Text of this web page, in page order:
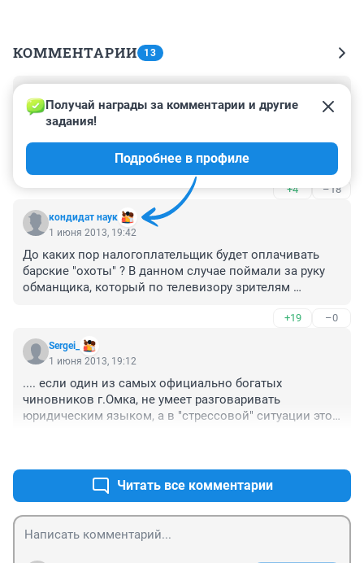
КОММЕНТАРИИ 13
2 июня 2013, 09:07
менты не правы. однозначно нарывались на
конфликт и хотели заснять на камеру горяченькое.
провакация 100%. назначить служебное
расследование но прежде отстранить от службы.
+4 –18
кондидат наук
Получай награды за комментарии и другие
задания!
Подробнее в профиле
1 июня 2013, 19:42
До каких пор налогоплательщик будет оплачивать
барские "охоты" ? В данном случае поймали за руку
обманщика, который по телевизору зрителям
+19 –0
Sergei_
1 июня 2013, 19:12
.... если один из самых официально богатых
чиновников г.Омка, не умеет разговаривать
юридическим языком, а в "стрессовой" ситуации это
Читать все комментарии